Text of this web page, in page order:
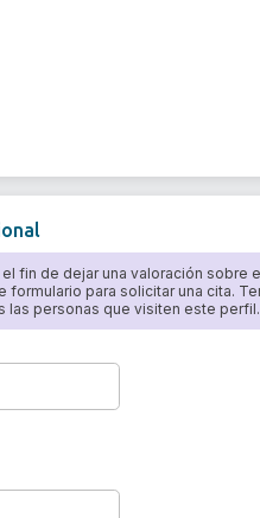
fin de dejar una valoración sobre
para solicitar una cita.
las personas que visiten este perfil.